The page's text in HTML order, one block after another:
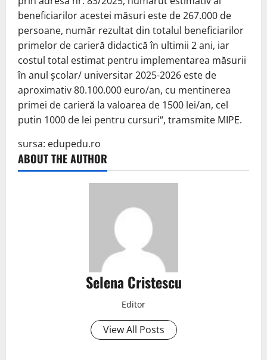
beneficiarilor acestei măsuri este de 267.000 de
persoane, număr rezultat din totalul beneficiarilor
primelor de carieră didactică în ultimii 2 ani, iar
costul total estimat pentru implementarea măsurii
în anul școlar/ universitar 2025-2026 este de
aproximativ 80.100.000 euro/an, cu mentinerea
primei de carieră la valoarea de 1500 lei/an, cel
putin 1000 de lei pentru cursuri“, tramsmite MIPE.
sursa: edupedu.ro
ABOUT THE AUTHOR
Selena Cristescu
Editor
View All Posts